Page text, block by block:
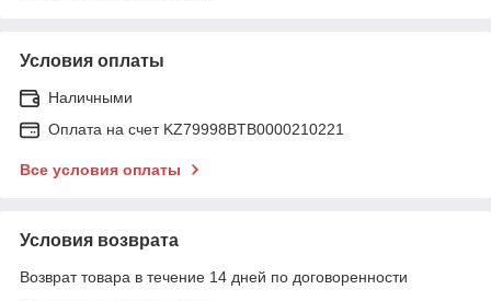
Условия оплаты
Наличными
Оплата на счет KZ79998BTB0000210221
Все условия оплаты
Условия возврата
Возврат товара в течение 14 дней по договоренности